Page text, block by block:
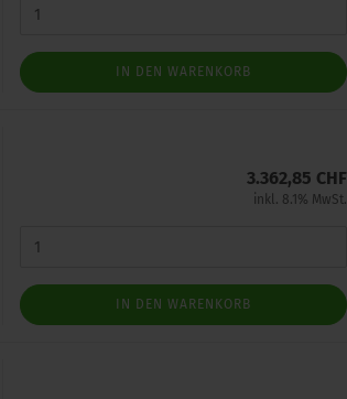
IN DEN WARENKORB
3.362,85 CHF
inkl. 8.1% MwSt.
IN DEN WARENKORB